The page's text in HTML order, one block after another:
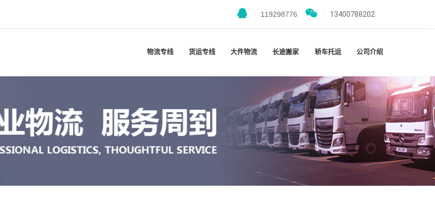
119298776 13400788202
物流专线 货运专线 大件物流 长途搬家 轿车托运 公司介绍